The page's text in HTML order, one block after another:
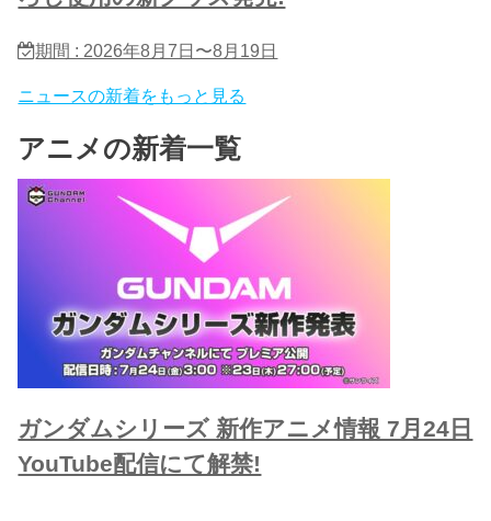
期間 : 2026年8月7日〜8月19日
ニュースの新着をもっと見る
アニメの新着一覧
ガンダムシリーズ 新作アニメ情報 7月24日
YouTube配信にて解禁!